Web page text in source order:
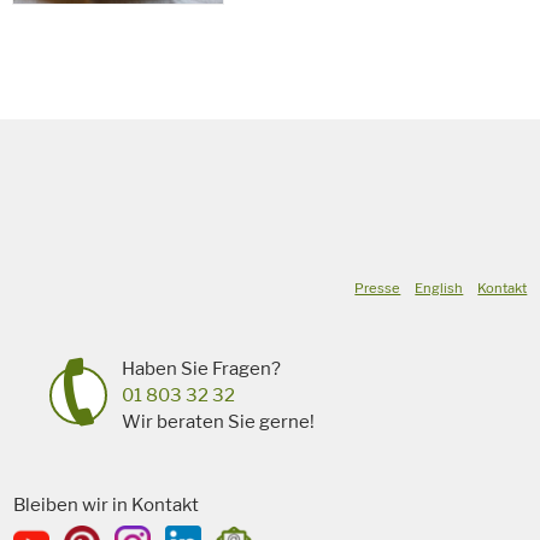
Presse English Kontakt
Haben Sie Fragen?
01 803 32 32
Wir beraten Sie gerne!
Bleiben wir in Kontakt